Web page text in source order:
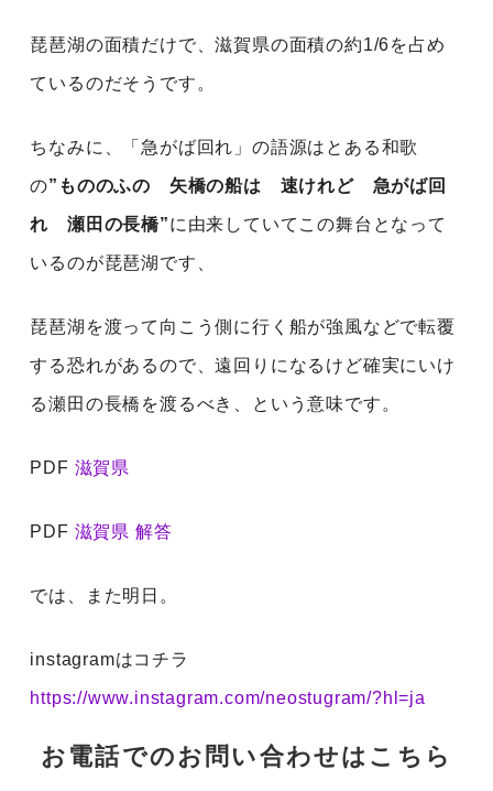
琵琶湖の面積だけで、滋賀県の面積の約1/6を占め
ているのだそうです。
ちなみに、「急がば回れ」の語源はとある和歌
の”もののふの 矢橋の船は 速けれど 急がば回
れ 瀬田の長橋”に由来していてこの舞台となって
いるのが琵琶湖です、
琵琶湖を渡って向こう側に行く船が強風などで転覆
する恐れがあるので、遠回りになるけど確実にいけ
る瀬田の長橋を渡るべき、という意味です。
PDF 滋賀県
PDF 滋賀県 解答
では、また明日。
instagramはコチラ
https://www.instagram.com/neostugram/?hl=ja
お電話でのお問い合わせはこちら